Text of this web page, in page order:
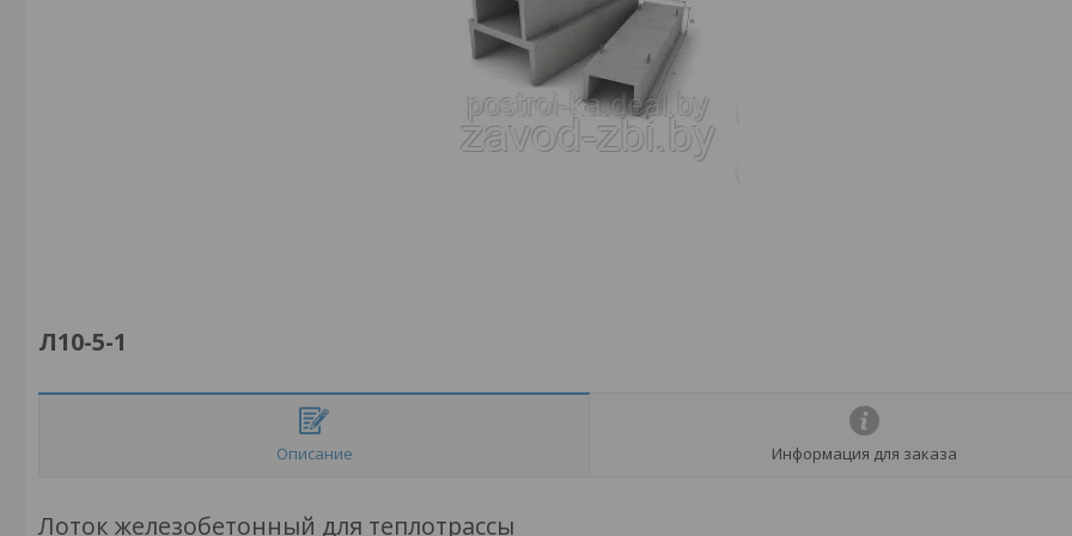
Л10-5-1
Описание Информация для заказа
Лоток железобетонный для теплотрассы